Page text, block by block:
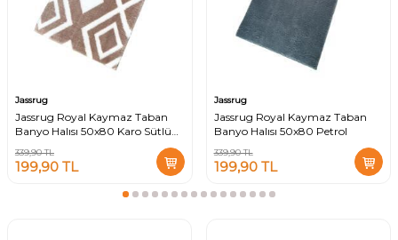
Jassrug
Jassrug Royal Kaymaz Taban
Banyo Halısı 50x80 Karo Sütlü
339,90TL
199,90 TL
Jassrug
Jassrug Royal Kaymaz Taban
Banyo Halısı 50x80 Petrol
339,90TL
199,90TL